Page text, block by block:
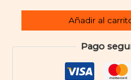
Añadir al
Pago